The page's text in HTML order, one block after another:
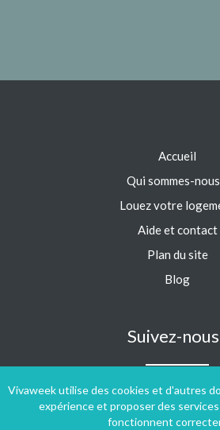
Vivaweek utilise des cookies et d'autres
expérience et proposer des
fonctionnent
Accueil
Qui sommes-
Louez votre
Aide et contact
Plan du site
Blog
Suivez-